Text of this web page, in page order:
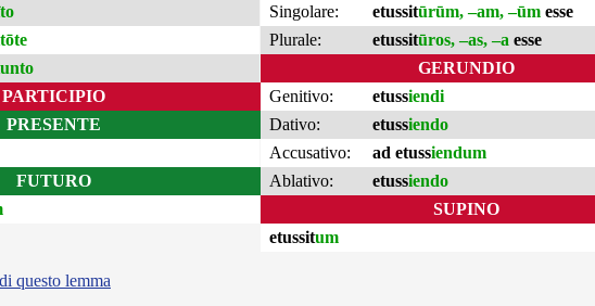
PARTICIPIO
PRESENTE
FUTURO
Singolare:
etussitūrūm, –am, –ūm esse
Plurale:
etussitūros, –as, –a esse
GERUNDIO
Genitivo:
etussiendi
Dativo:
etussiendo
Accusativo:
ad etussiendum
Ablativo:
etussiendo
SUPINO
etussitum
questo lemma